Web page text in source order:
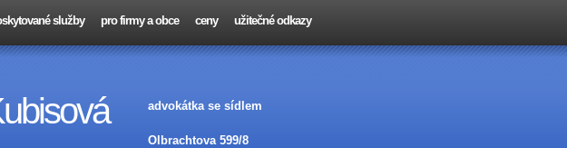
služby pro firmy a obce ceny užitečné odkazy
advokátka se sídlem
Olbrachtova 599/8